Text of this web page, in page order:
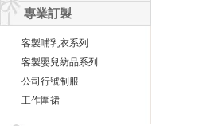
專業訂製
客製哺乳衣系列
客製嬰兒紡品系列
公司行號制服
工作圍裙